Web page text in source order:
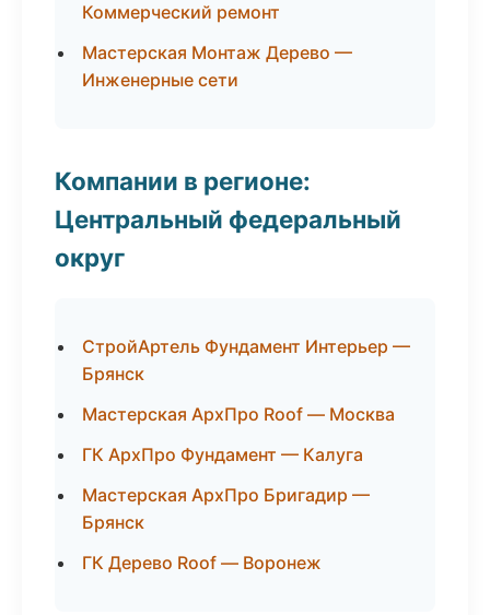
Коммерческий ремонт
Мастерская Монтаж Дерево —
Инженерные сети
Компании в регионе:
Центральный федеральный
округ
СтройАртель Фундамент Интерьер —
Брянск
Мастерская АрхПро Roof — Москва
ГК АрхПро Фундамент — Калуга
Мастерская АрхПро Бригадир —
Брянск
ГК Дерево Roof — Воронеж